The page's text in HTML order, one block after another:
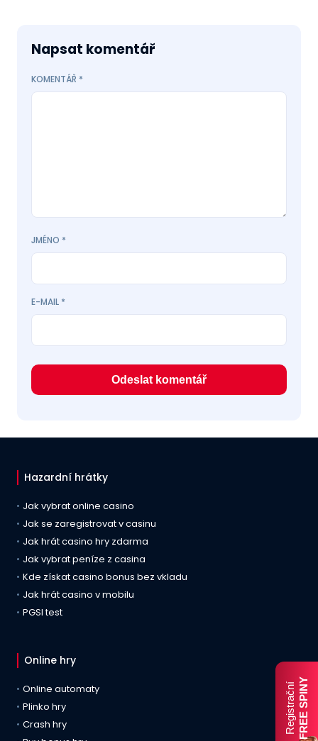
Napsat komentář
KOMENTÁŘ *
JMÉNO *
E-MAIL *
RegistračníFREE SPINY
Hazardní hrátky
Jak vybrat online casino
Jak se zaregistrovat v casinu
Jak hrát casino hry zdarma
Jak vybrat peníze z casina
Kde získat casino bonus bez vkladu
Jak hrát casino v mobilu
PGSI test
Online hry
Online automaty
Plinko hry
Crash hry